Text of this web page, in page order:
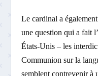
Le cardinal a
une question qui a fait
États-Unis – les
Communion sur la
semblent contrevenir